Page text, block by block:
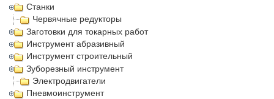
Станки
Червячные редукторы
Заготовки для токарных работ
Инструмент абразивный
Инструмент строительный
Зуборезный инструмент
Электродвигатели
Пневмоинструмент